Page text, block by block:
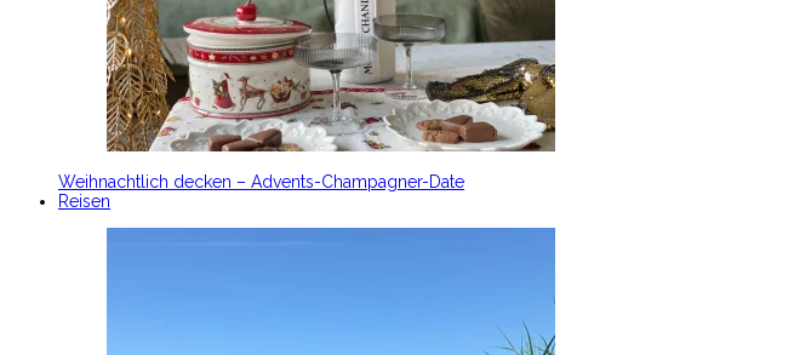
Weihnachtlich decken – Advents-Champagner-Date
Reisen